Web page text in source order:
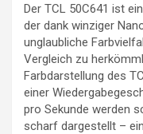
Der TCL 50C641 ist
der dank winziger
unglaubliche
Vergleich zu
Farbdarstellung des
einer
pro Sekunde werden
scharf dargestellt –